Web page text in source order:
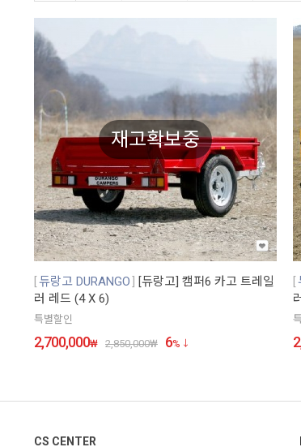
재고확보중
듀랑고 DURANGO
[듀랑고] 캠퍼6 카고 트레일
러 레드 (4 X 6)
특별할인
2,700,000₩ 2,850,000₩ 6%
CS CENTER